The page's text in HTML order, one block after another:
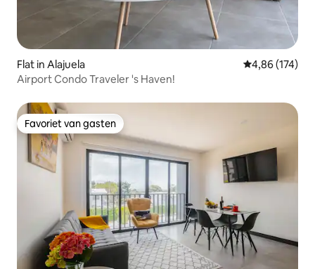
Flat in Alajuela Gemiddelde
4,86 (174)
Airport Condo Traveler 's Haven!
Favoriet van gasten
Favoriet van gasten